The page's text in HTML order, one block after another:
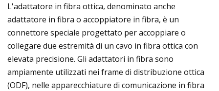
L'adattatore in fibra ottica, denominato anche
adattatore in fibra o accoppiatore in fibra, è un
connettore speciale progettato per accoppiare o
collegare due estremità di un cavo in fibra ottica con
elevata precisione. Gli adattatori in fibra sono
ampiamente utilizzati nei frame di distribuzione ottica
(ODF), nelle apparecchiature di comunicazione in fibra